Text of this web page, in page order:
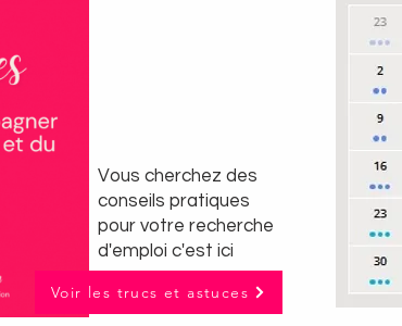
Vous cherchez des
conseils pratiques
pour votre recherche
d'emploi c'est ici
Voir les trucs et astuces